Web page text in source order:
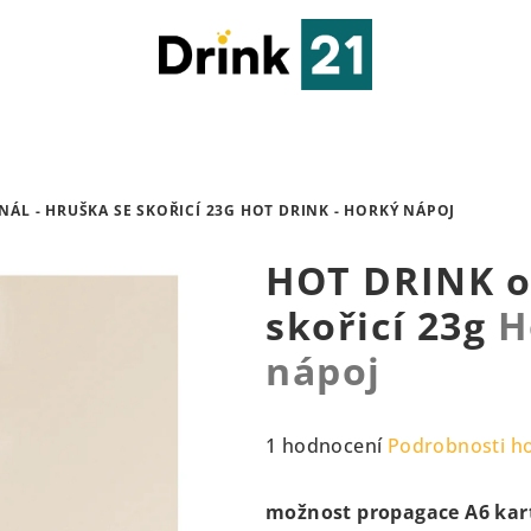
- HRUŠKA SE SKOŘICÍ 23G HOT DRINK - HORKÝ NÁPOJ
HOT DRINK
skořicí 23g
nápoj
Průměrné
produktu
1 hodnocení Podrobnosti
možnost propagace A6